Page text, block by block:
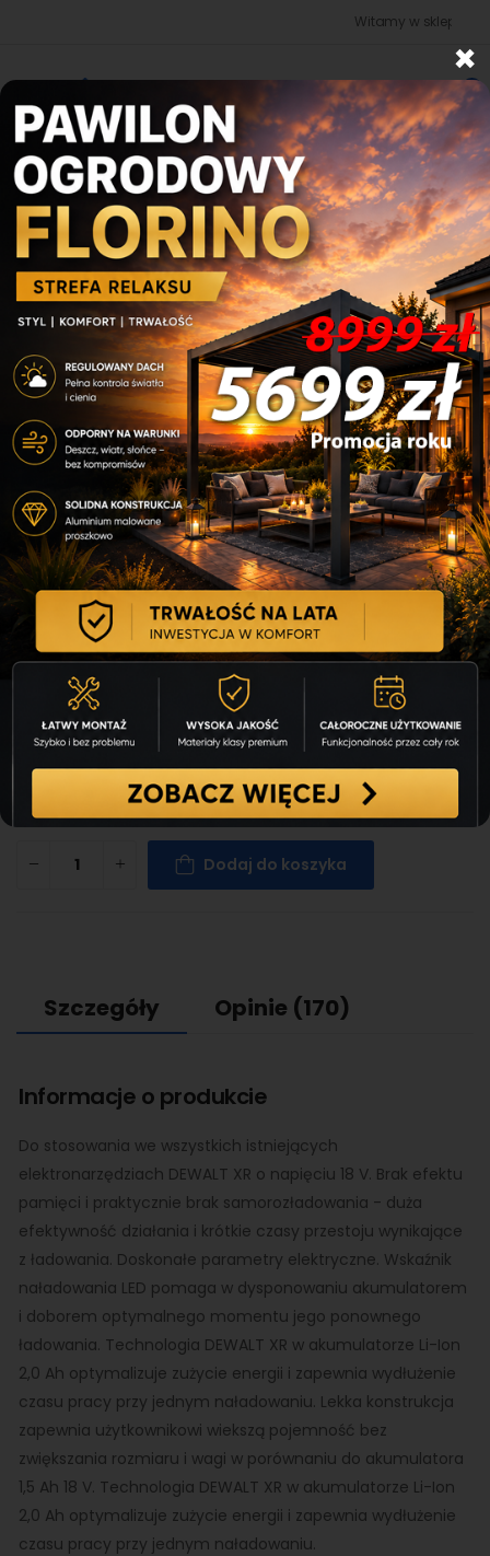
×
Witamy w sklepie
0
Akumulator DCB183-XJ 18V 2Ah
DEWALT
KOD:81933729 FIRMA:DEWALT
Dostępność: Towar w magazynie
187,00 zł
Brutto ( Z VAT 23%)
( 170 Opini )
Dodaj do koszyka
Szczegóły Opinie (170)
Informacje o produkcie
Do stosowania we wszystkich istniejących
elektronarzędziach DEWALT XR o napięciu 18 V. Brak efektu
pamięci i praktycznie brak samorozładowania - duża
efektywność działania i krótkie czasy przestoju wynikające
z ładowania. Doskonałe parametry elektryczne. Wskaźnik
naładowania LED pomaga w dysponowaniu akumulatorem
i doborem optymalnego momentu jego ponownego
ładowania. Technologia DEWALT XR w akumulatorze Li-Ion
2,0 Ah optymalizuje zużycie energii i zapewnia wydłużenie
czasu pracy przy jednym naładowaniu. Lekka konstrukcja
zapewnia użytkownikowi wiekszą pojemność bez
zwiększania rozmiaru i wagi w porównaniu do akumulatora
1,5 Ah 18 V. Technologia DEWALT XR w akumulatorze Li-Ion
2,0 Ah optymalizuje zużycie energii i zapewnia wydłużenie
czasu pracy przy jednym naładowaniu.